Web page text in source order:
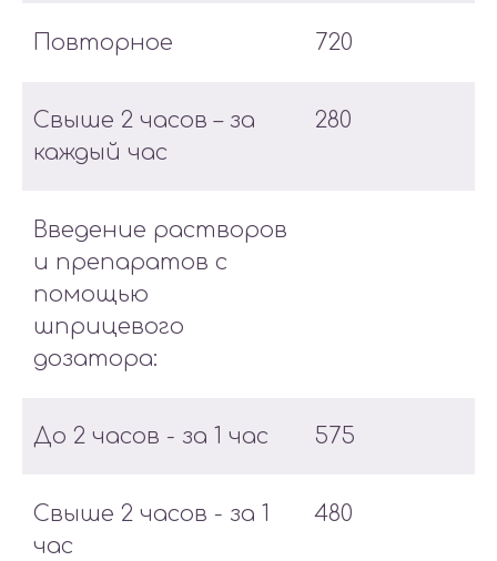
Повторное 720
Свыше 2 часов – за
каждый час
280
Введение растворов
и препаратов с
помощью
шприцевого
дозатора:
До 2 часов - за 1 час 575
Свыше 2 часов - за 1
час
480